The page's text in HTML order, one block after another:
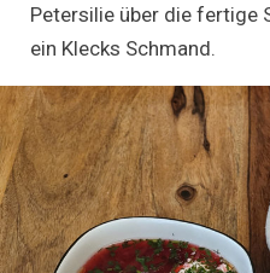
Petersilie über die fertige
ein Klecks Schmand.